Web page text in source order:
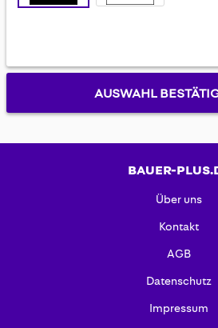
AUSWAHL
BAUER-
Über uns
Kontakt
AGB
Datenschutz
Impressum